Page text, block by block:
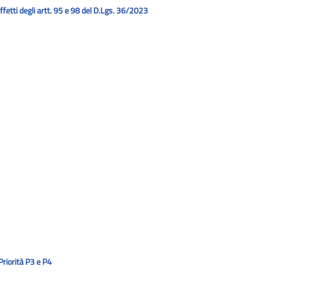
degli artt. 95 e 98 del D.Lgs. 36/2023
P3 e P4